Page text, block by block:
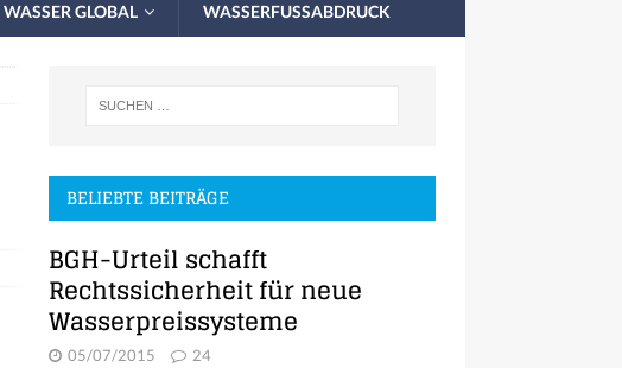
WASSER GLOBAL WASSERFUSSABDRUCK
BELIEBTE BEITRÄGE
BGH-Urteil schafft
Rechtssicherheit für neue
Wasserpreissysteme
05/07/2015 24